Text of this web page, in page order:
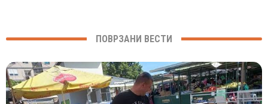
ПОВРЗАНИ ВЕСТИ